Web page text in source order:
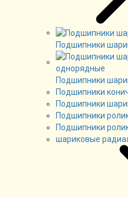
Подшипники
Подшипники
Подшипники
Подшипники
Подшипники
Подшипники
шариковые